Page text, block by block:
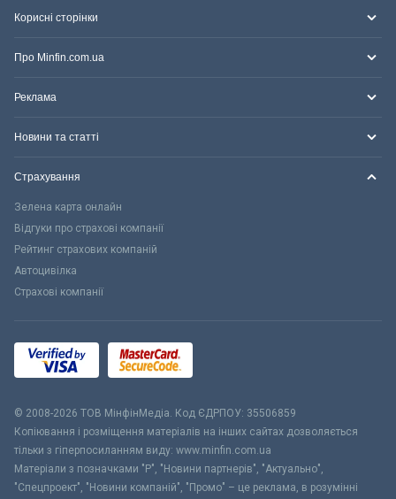
Корисні сторінки
Про Minfin.com.ua
Реклама
Новини та статті
Страхування
Зелена карта онлайн
Відгуки про страхові компанії
Рейтинг страхових компаній
Автоцивілка
Страхові компанії
© 2008-2026 ТОВ МiнфiнМедiа. Код ЄДРПОУ: 35506859
Копіювання і розміщення матеріалів на інших сайтах дозволяється
тільки з гіперпосиланням виду: www.minfin.com.ua
Матеріали з позначками "Р", "Новини партнерів", "Актуально",
"Спецпроект", "Новини компаній", "Промо" – це реклама, в розумінні